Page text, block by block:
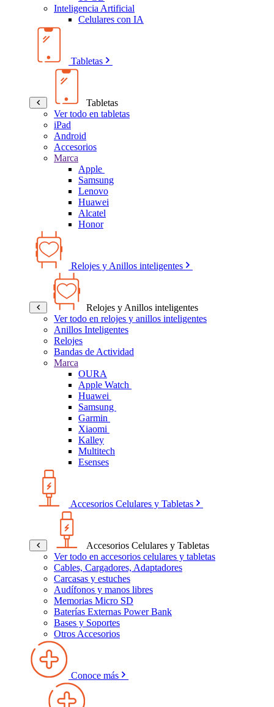
Inteligencia Artificial
Celulares con IA
Tabletas
Tabletas
Ver todo en tabletas
iPad
Android
Accesorios
Marca
Apple
Samsung
Lenovo
Huawei
Alcatel
Honor
Relojes y Anillos inteligentes
Relojes y Anillos inteligentes
Ver todo en relojes y anillos inteligentes
Anillos Inteligentes
Relojes
Bandas de Actividad
Marca
OURA
Apple Watch
Huawei
Samsung
Garmin
Xiaomi
Kalley
Multitech
Esenses
Accesorios Celulares y Tabletas
Accesorios Celulares y Tabletas
Ver todo en accesorios celulares y tabletas
Cables, Cargadores, Adaptadores
Carcasas y estuches
Audífonos y manos libres
Memorias Micro SD
Baterías Externas Power Bank
Bases y Soportes
Otros Accesorios
Conoce más